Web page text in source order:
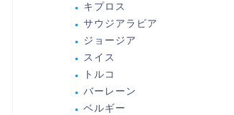
キプロス
サウジアラビア
ジョージア
スイス
トルコ
バーレーン
ベルギー